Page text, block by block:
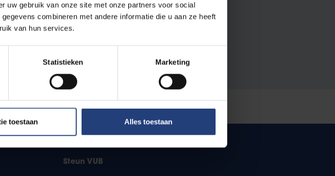
uw gebruik van onze site met onze partners voor social
combineren met andere informatie die u aan ze heeft
van hun services.
Statistieken Marketing
toestaan Alles toestaan
zag.
alle-opleidingen
Steun VUB